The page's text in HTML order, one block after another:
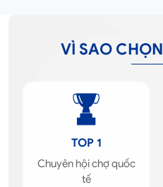
VÌ SAO CHỌN
TOP 1
Chuyên hội chợ quốc
tế